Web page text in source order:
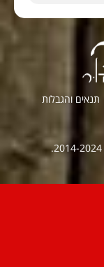
תנאים והגבלות